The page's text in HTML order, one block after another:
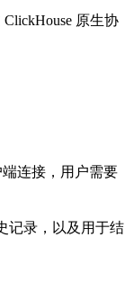
原生协
连接，用户需要
记录，以及用于结